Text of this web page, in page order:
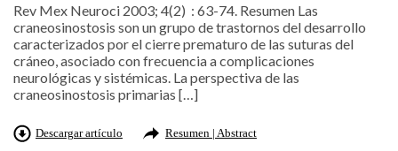
Rev Mex Neuroci 2003; 4(2) : 63-74. Resumen Las
craneosinostosis son un grupo de trastornos del desarrollo
caracterizados por el cierre prematuro de las suturas del
cráneo, asociado con frecuencia a complicaciones
neurológicas y sistémicas. La perspectiva de las
craneosinostosis primarias […]
Descargar artículo Resumen | Abstract